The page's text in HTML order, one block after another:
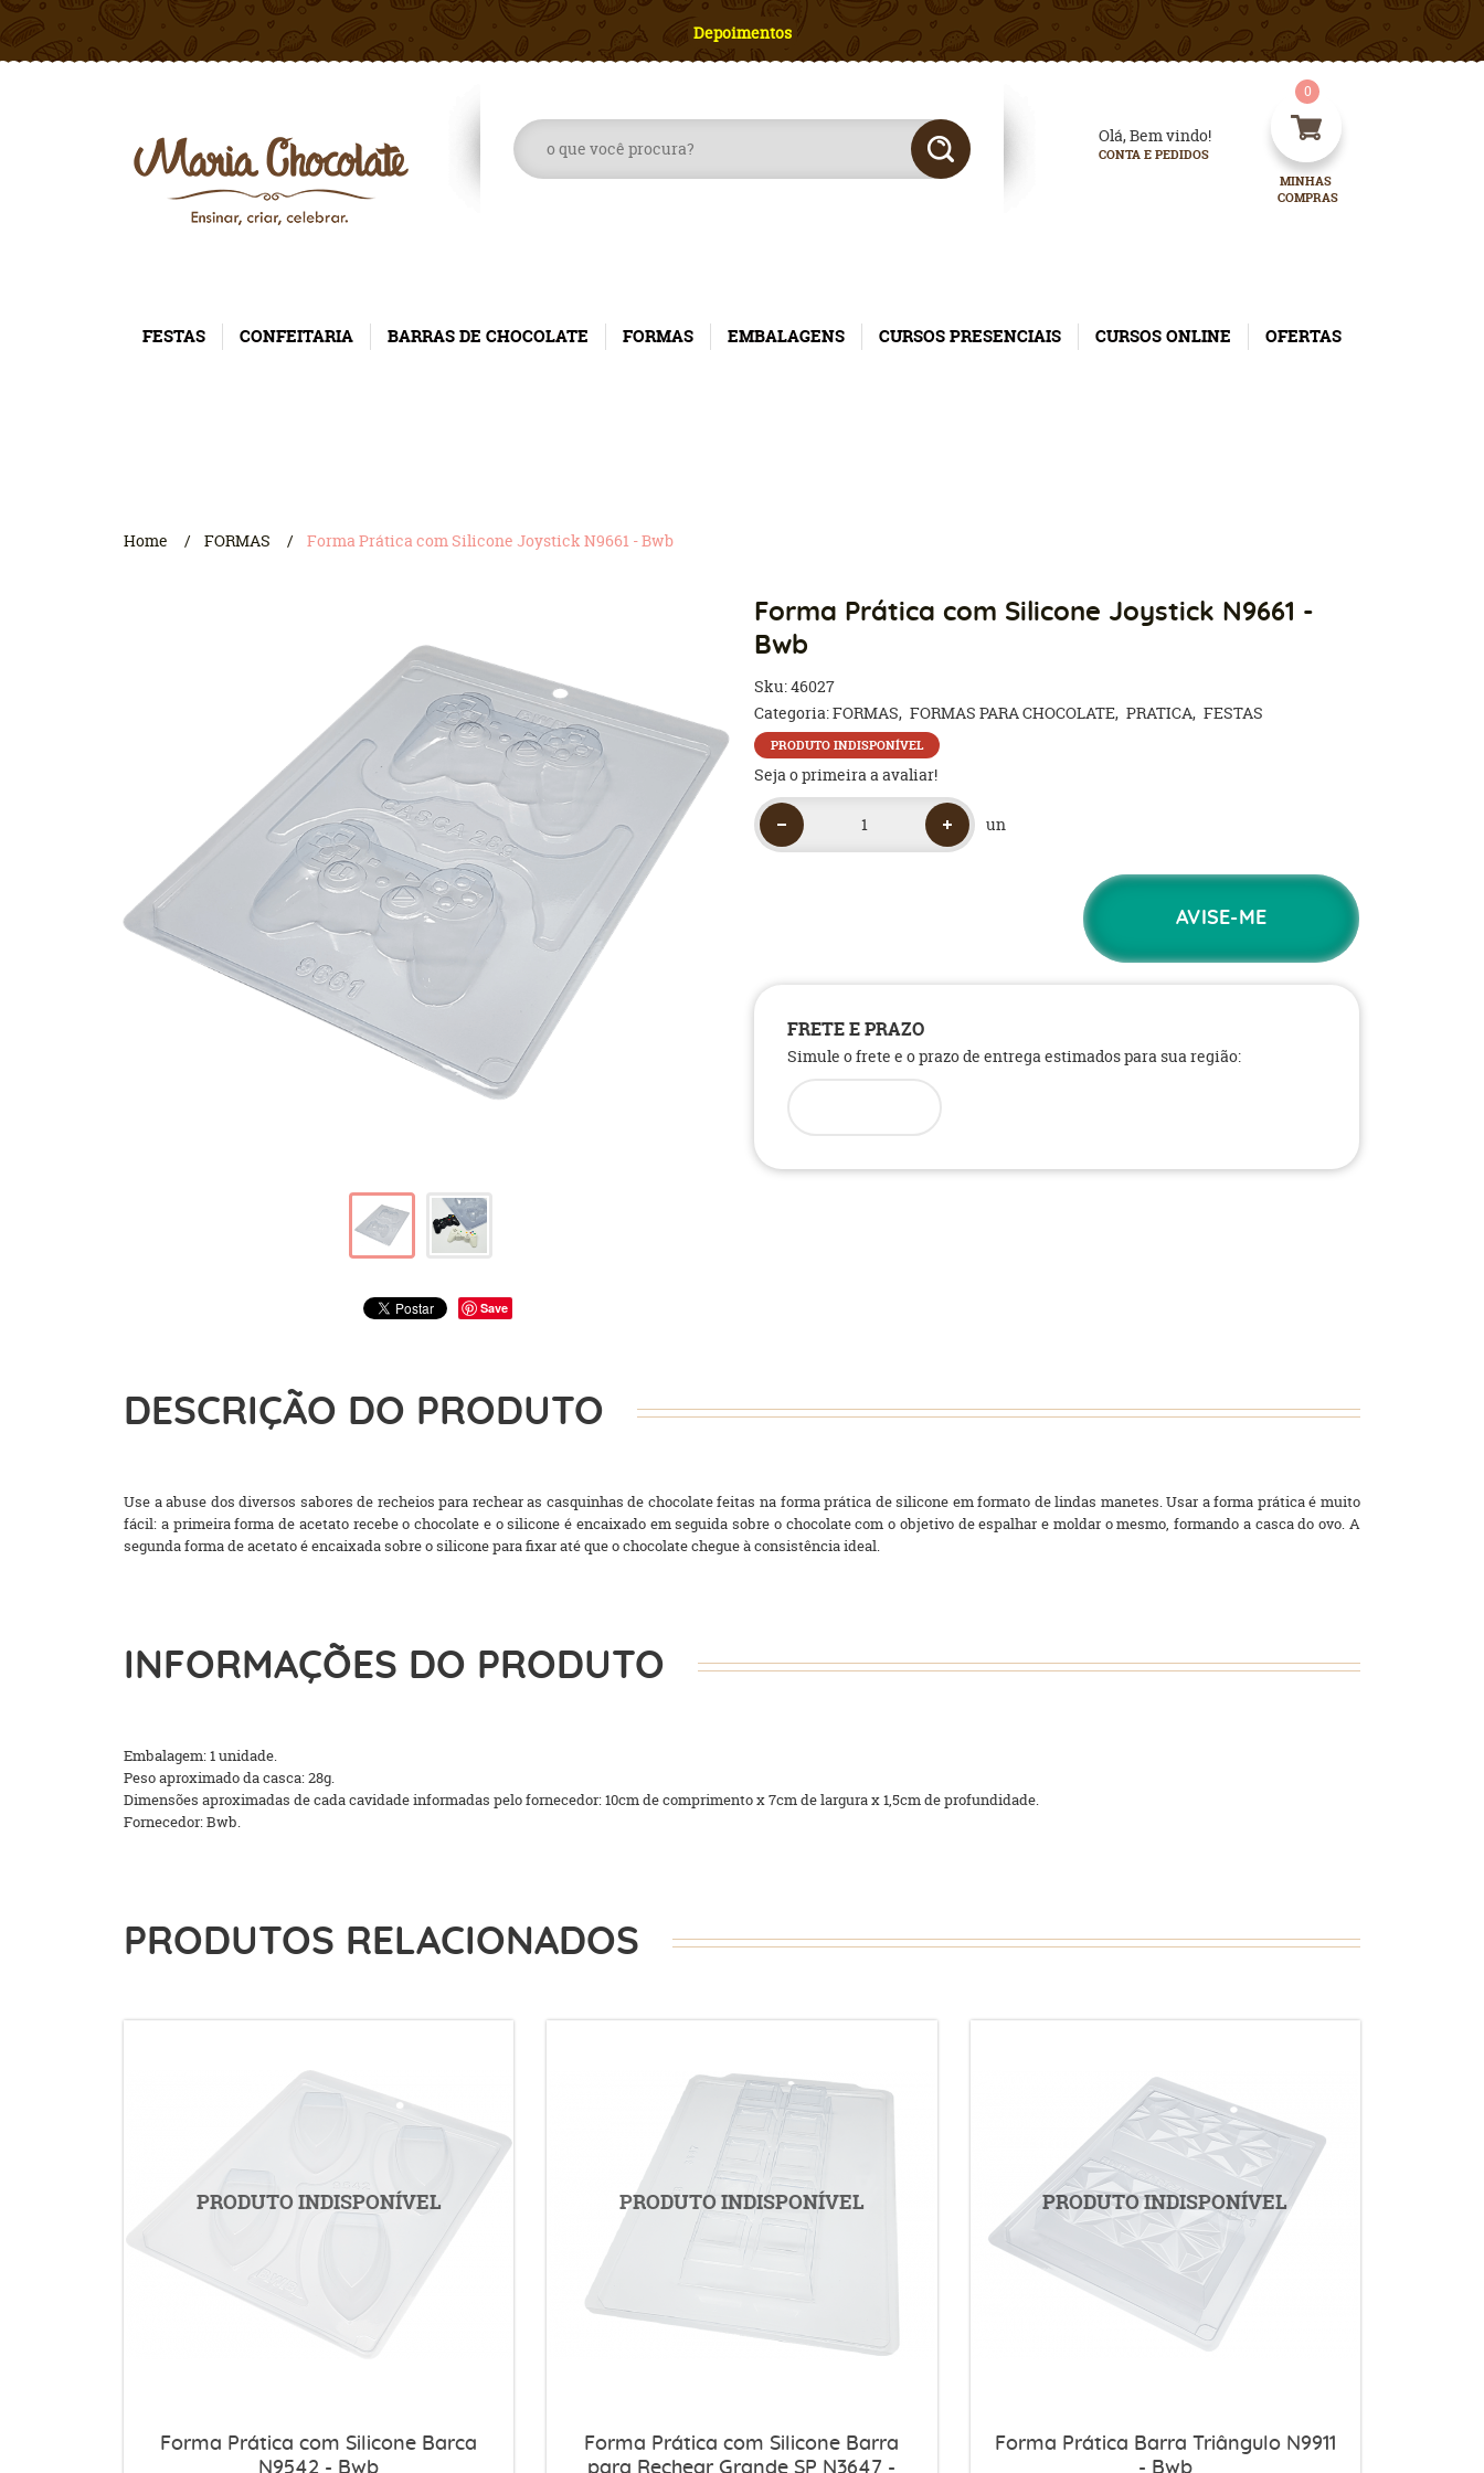
Depoimentos
Olá, Bem vindo!
CONTA E PEDIDOS
MINHAS
COMPRAS
0
FESTAS CONFEITARIA BARRAS DE CHOCOLATE FORMAS EMBALAGENS CURSOS PRESENCIAIS CURSOS ONLINE OFERTAS
Home FORMAS Forma Prática com Silicone Joystick N9661 - Bwb
Save
Forma Prática com Silicone Joystick N9661 -
Bwb
Sku:46027
Categoria:FORMAS FORMAS PARA CHOCOLATE PRATICA FESTAS
PRODUTO INDISPONÍVEL
Seja o primeira a avaliar!
un
AVISE-ME
FRETE E PRAZO
Simule o frete e o prazo de entrega estimados para sua região:
DESCRIÇÃO DO PRODUTO
Use a abuse dos diversos sabores de recheios para rechear as casquinhas de chocolate feitas na forma prática de silicone em formato de lindas manetes. Usar a forma prática é muito
fácil: a primeira forma de acetato recebe o chocolate e o silicone é encaixado em seguida sobre o chocolate com o objetivo de espalhar e moldar o mesmo, formando a casca do ovo. A
segunda forma de acetato é encaixada sobre o silicone para fixar até que o chocolate chegue à consistência ideal.
INFORMAÇÕES DO PRODUTO
Embalagem: 1 unidade.
Peso aproximado da casca: 28g.
Dimensões aproximadas de cada cavidade informadas pelo fornecedor: 10cm de comprimento x 7cm de largura x 1,5cm de profundidade.
Fornecedor: Bwb.
PRODUTOS RELACIONADOS
Forma Prática com Silicone Barca
N9542 - Bwb
Forma Prática com Silicone Barra
para Rechear Grande SP N3647 -
Forma Prática Barra Triângulo N9911
- Bwb